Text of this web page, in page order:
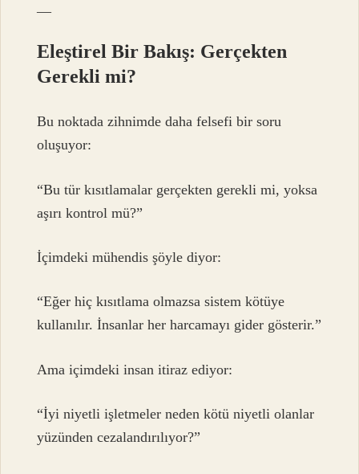
—
Eleştirel Bir Bakış: Gerçekten
Gerekli mi?
Bu noktada zihnimde daha felsefi bir soru
oluşuyor:
“Bu tür kısıtlamalar gerçekten gerekli mi, yoksa
aşırı kontrol mü?”
İçimdeki mühendis şöyle diyor:
“Eğer hiç kısıtlama olmazsa sistem kötüye
kullanılır. İnsanlar her harcamayı gider gösterir.”
Ama içimdeki insan itiraz ediyor:
“İyi niyetli işletmeler neden kötü niyetli olanlar
yüzünden cezalandırılıyor?”